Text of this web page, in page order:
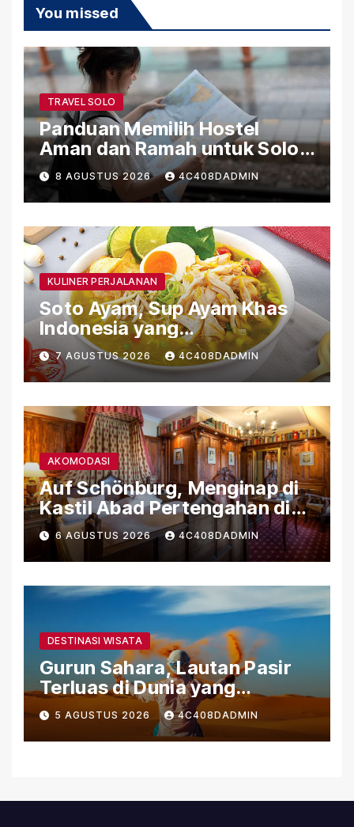
You missed
TRAVEL SOLO
Panduan Memilih Hostel
Aman dan Ramah untuk Solo
Traveler
8 AGUSTUS 2026 4C408DADMIN
KULINER PERJALANAN
Soto Ayam, Sup Ayam Khas
Indonesia yang
Menghangatkan
7 AGUSTUS 2026 4C408DADMIN
AKOMODASI
Auf Schönburg, Menginap di
Kastil Abad Pertengahan di
Tepi Sungai Rhein
6 AGUSTUS 2026 4C408DADMIN
DESTINASI WISATA
Gurun Sahara, Lautan Pasir
Terluas di Dunia yang
Menyimpan Kehidupan dan
Sejarah
5 AGUSTUS 2026 4C408DADMIN